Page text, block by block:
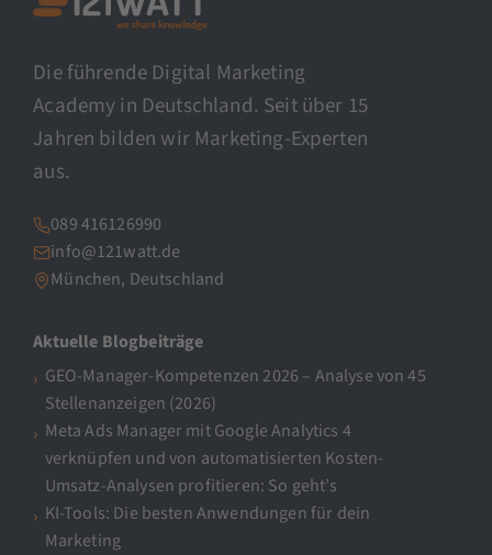
Die führende Digital Marketing
Academy in Deutschland. Seit über 15
Jahren bilden wir Marketing-Experten
aus.
089 416126990
info@121watt.de
München, Deutschland
Aktuelle Blogbeiträge
GEO-Manager-Kompetenzen 2026 – Analyse von 45
Stellenanzeigen (2026)
Meta Ads Manager mit Google Analytics 4
verknüpfen und von automatisierten Kosten-
Umsatz-Analysen profitieren: So geht’s
KI-Tools: Die besten Anwendungen für dein
Marketing